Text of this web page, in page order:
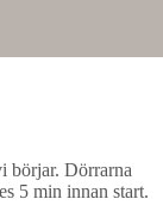
börjar. Dörrarna
5 min innan start.